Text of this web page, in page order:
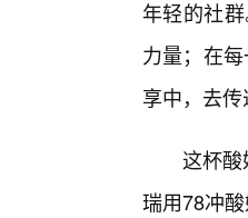
年轻的社
力量；在
享中，去传
这杯
瑞用78冲